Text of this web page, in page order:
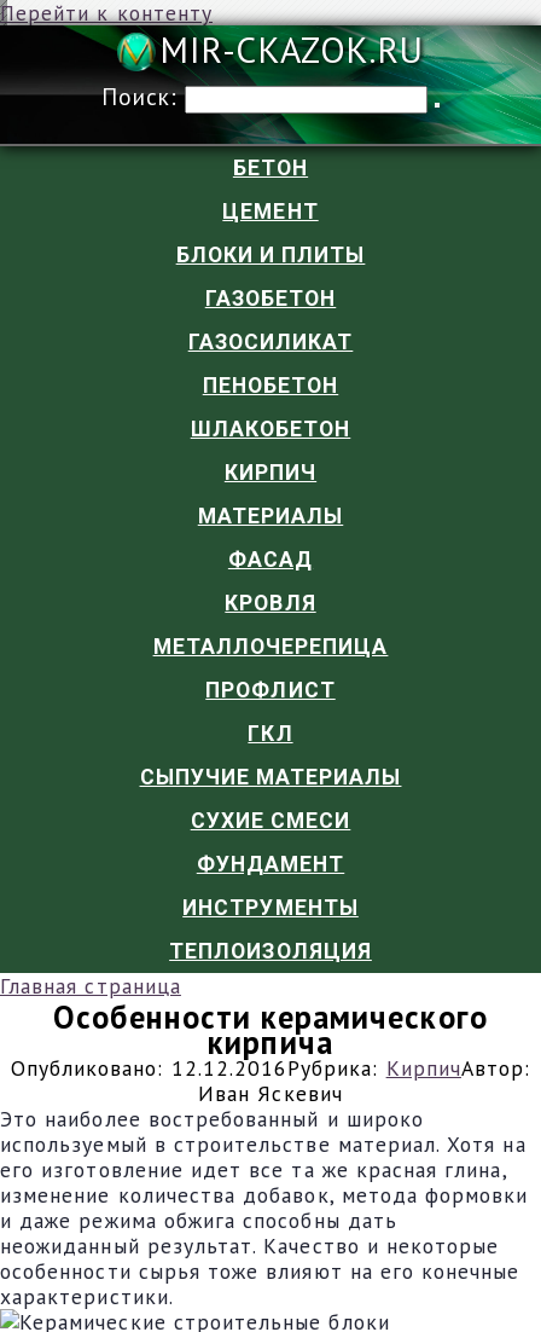
Перейти к контенту
MIR-
Поиск:
БЕТОН
ЦЕМЕНТ
БЛОКИ И ПЛИТЫ
ГАЗОБЕТОН
ГАЗОСИЛИКАТ
ПЕНОБЕТОН
ШЛАКОБЕТОН
КИРПИЧ
МАТЕРИАЛЫ
ФАСАД
КРОВЛЯ
МЕТАЛЛОЧЕРЕПИЦА
ПРОФЛИСТ
ГКЛ
СЫПУЧИЕ МАТЕРИАЛЫ
СУХИЕ СМЕСИ
ФУНДАМЕНТ
ИНСТРУМЕНТЫ
ТЕПЛОИЗОЛЯЦИЯ
Главная страница
Особенности керамического
кирпича
Опубликовано: 12.12.2016Рубрика: КирпичАвтор:
Иван Яскевич
Это наиболее востребованный и широко
используемый в строительстве материал. Хотя на
его изготовление идет все та же красная глина,
изменение количества добавок, метода формовки
и даже режима обжига способны дать
неожиданный результат. Качество и некоторые
особенности сырья тоже влияют на его конечные
характеристики.